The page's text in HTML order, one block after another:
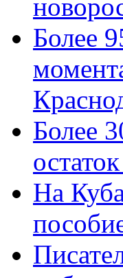
Более
Более
На